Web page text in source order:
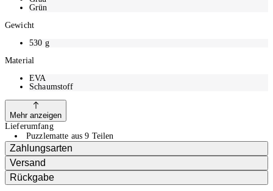
spielerisch ihre Umwelt kennen. Babys dienen die Matten als hilfreiche
Krabbelunterlage. Die unbedenklichen EVA-Schaumstoffmatten sind
überdies stossdämpfend, dämmend und wasserabweisend.
Grün
Gewicht
530 g
Material
EVA
Schaumstoff
Mehr anzeigen
Lieferumfang
Puzzlematte aus 9 Teilen
Zahlungsarten
Versand
Rückgabe